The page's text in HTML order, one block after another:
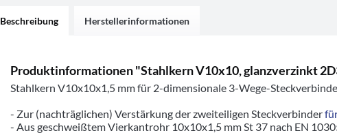
Beschreibung Herstellerinformationen
Produktinformationen "Stahlkern V10x10, glanzverzinkt
Stahlkern V10x10x1,5 mm für 2-dimensionale 3-Wege-
- Zur (nachträglichen) Verstärkung der zweiteiligen Steckverbinder
- Aus geschweißtem Vierkantrohr 10x10x1,5 mm St 37 nach EN